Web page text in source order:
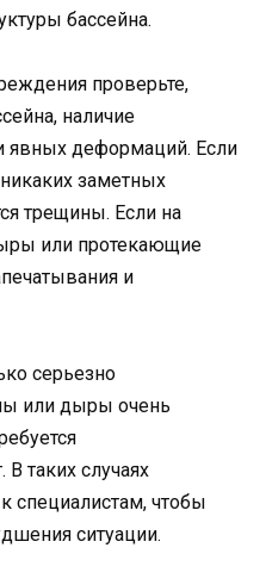
бассейна.
проверьте,
наличие
явных деформаций. Если
заметных
трещины. Если на
или протекающие
и
серьезно
или дыры очень
таких случаях
специалистам, чтобы
ситуации.